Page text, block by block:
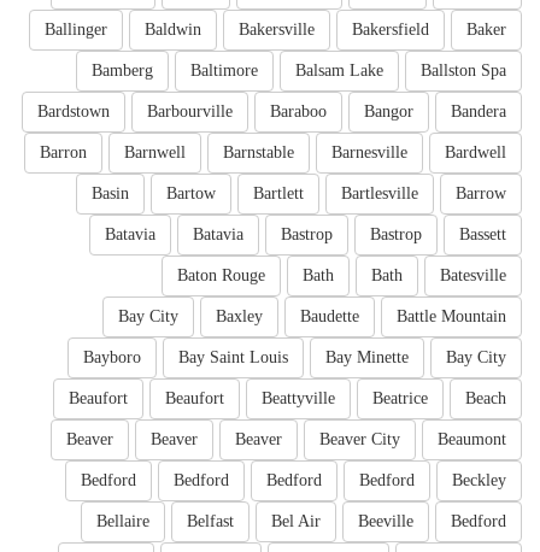
Baker
Bakersfield
Bakersville
Baldwin
Ballinger
Ballston Spa
Balsam Lake
Baltimore
Bamberg
Bandera
Bangor
Baraboo
Barbourville
Bardstown
Bardwell
Barnesville
Barnstable
Barnwell
Barron
Barrow
Bartlesville
Bartlett
Bartow
Basin
Bassett
Bastrop
Bastrop
Batavia
Batavia
Batesville
Bath
Bath
Baton Rouge
Battle Mountain
Baudette
Baxley
Bay City
Bay City
Bay Minette
Bay Saint Louis
Bayboro
Beach
Beatrice
Beattyville
Beaufort
Beaufort
Beaumont
Beaver City
Beaver
Beaver
Beaver
Beckley
Bedford
Bedford
Bedford
Bedford
Bedford
Beeville
Bel Air
Belfast
Bellaire